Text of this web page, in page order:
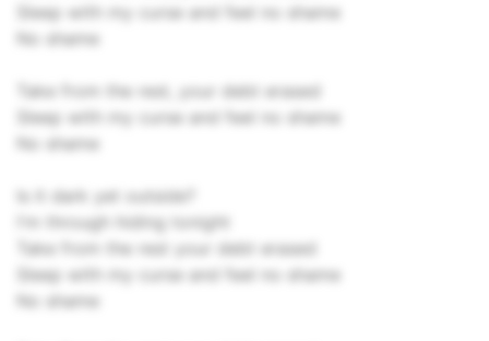
Sleep with my curse and feel no shame
No shame
Take from the rest, your debt erased
Sleep with my curse and feel no shame
No shame
Is it dark yet outside?
I'm through hiding tonight
Take from the rest your debt erased
Sleep with my curse and feel no shame
No shame